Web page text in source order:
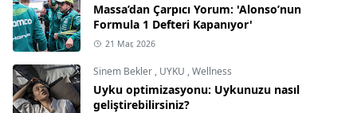
Massa’dan Çarpıcı Yorum: 'Alonso’nun
Formula 1 Defteri Kapanıyor'
21 Mar, 2026
Sinem Bekler , UYKU ,Wellness
Uyku optimizasyonu: Uykunuzu nasıl
geliştirebilirsiniz?